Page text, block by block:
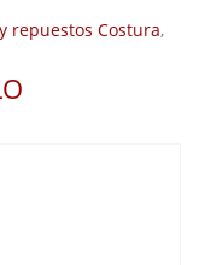
repuestos Costura,